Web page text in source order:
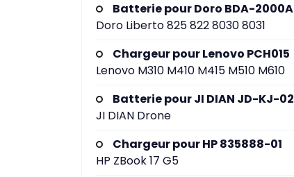
Batterie pour Doro BDA-2000A
Doro Liberto 825 822 8030 8031
Chargeur pour Lenovo PCH015
Lenovo M310 M410 M415 M510 M610
Batterie pour JI DIAN JD-KJ-02
JI DIAN Drone
Chargeur pour HP 835888-01
HP ZBook 17 G5